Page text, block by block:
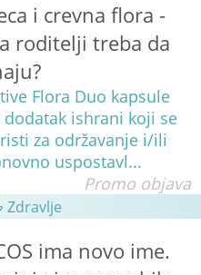
i crevna flora -
roditelji treba da
Flora Duo kapsule
dodatak ishrani koji se
za održavanje i/ili
uspostavl...
Promo objava
Zdravlje
ima novo ime.